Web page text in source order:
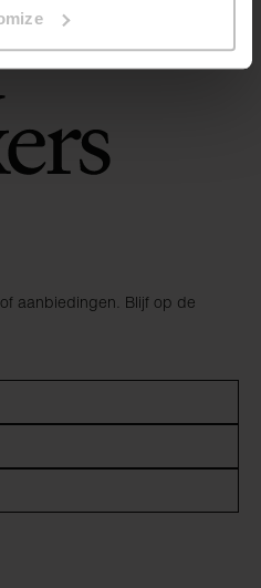
aanbiedingen. Blijf op de